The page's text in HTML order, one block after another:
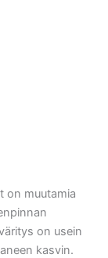
on muutamia
on usein
kasvin.